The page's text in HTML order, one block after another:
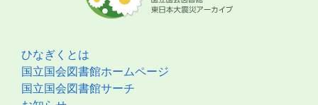
ひなぎくとは
国立国会図書館ホームページ
国立国会図書館サーチ